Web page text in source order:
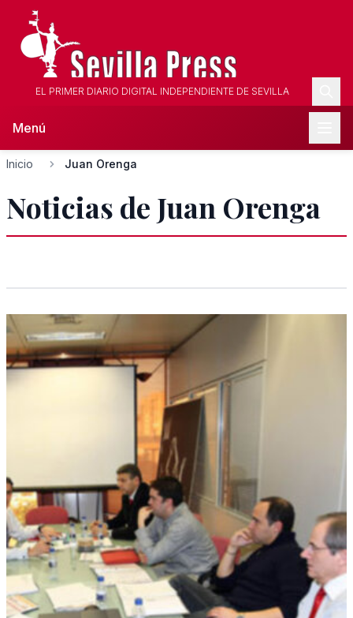
EL PRIMER DIARIO DIGITAL INDEPENDIENTE DE SEVILLA
Menú
Inicio Juan Orenga
Noticias de Juan Orenga